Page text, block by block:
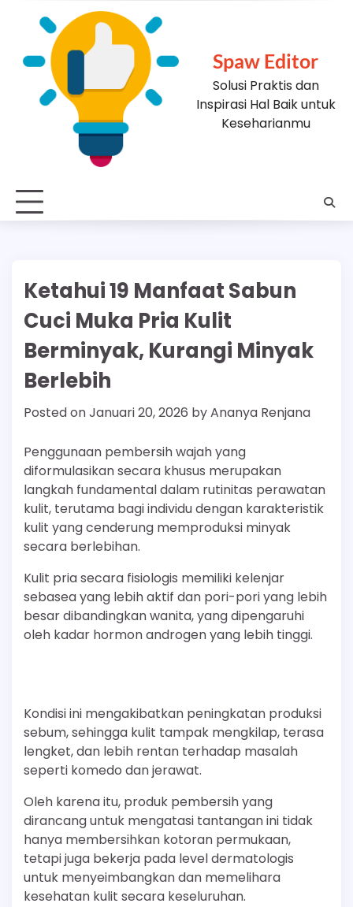
Spaw Editor
Solusi Praktis dan
Inspirasi Hal Baik untuk
Keseharianmu
Ketahui 19 Manfaat Sabun
Cuci Muka Pria Kulit
Berminyak, Kurangi Minyak
Berlebih
Posted onJanuari 20, 2026 byAnanya Renjana
Penggunaan pembersih wajah yang
diformulasikan secara khusus merupakan
langkah fundamental dalam rutinitas perawatan
kulit, terutama bagi individu dengan karakteristik
kulit yang cenderung memproduksi minyak
secara berlebihan.
Kulit pria secara fisiologis memiliki kelenjar
sebasea yang lebih aktif dan pori-pori yang lebih
besar dibandingkan wanita, yang dipengaruhi
oleh kadar hormon androgen yang lebih tinggi.
Kondisi ini mengakibatkan peningkatan produksi
sebum, sehingga kulit tampak mengkilap, terasa
lengket, dan lebih rentan terhadap masalah
seperti komedo dan jerawat.
Oleh karena itu, produk pembersih yang
dirancang untuk mengatasi tantangan ini tidak
hanya membersihkan kotoran permukaan,
tetapi juga bekerja pada level dermatologis
untuk menyeimbangkan dan memelihara
kesehatan kulit secara keseluruhan.